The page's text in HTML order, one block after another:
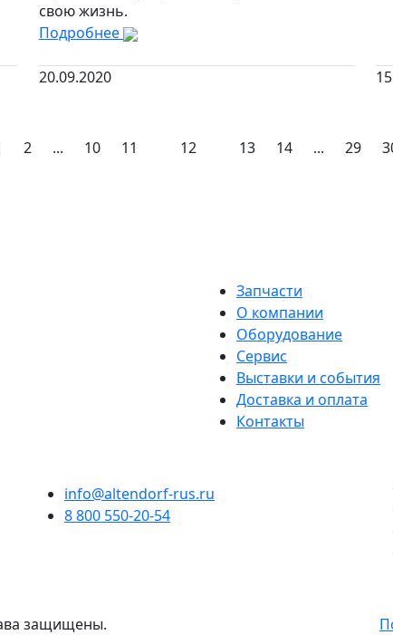
свою жизнь.
Подробнее
20.09.2020
2 ... 10 11 12 13 14 ... 29
Запчасти
О компании
Оборудование
Сервис
Выставки и события
Доставка и оплата
Контакты
info@altendorf-rus.ru
8 800 550-20-54
защищены.